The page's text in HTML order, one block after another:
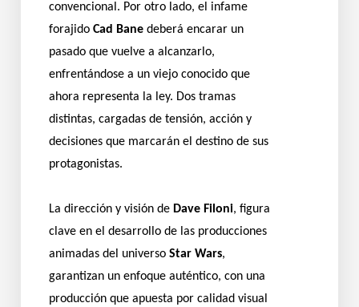
convencional. Por otro lado, el infame
forajido Cad Bane deberá encarar un
pasado que vuelve a alcanzarlo,
enfrentándose a un viejo conocido que
ahora representa la ley. Dos tramas
distintas, cargadas de tensión, acción y
decisiones que marcarán el destino de sus
protagonistas.
La dirección y visión de Dave Filoni, figura
clave en el desarrollo de las producciones
animadas del universo Star Wars,
garantizan un enfoque auténtico, con una
producción que apuesta por calidad visual